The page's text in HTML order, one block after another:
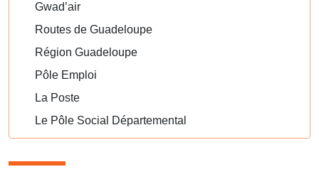
Gwad’air
Routes de Guadeloupe
Région Guadeloupe
Pôle Emploi
La Poste
Le Pôle Social Départemental